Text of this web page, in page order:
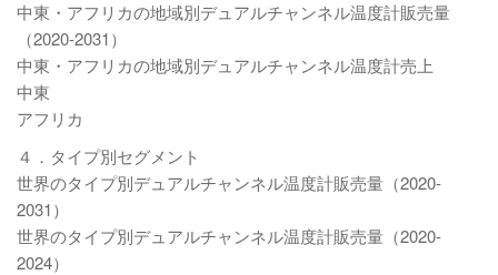
中東・アフリカの地域別デュアルチャンネル温度計販売量
（2020-2031）
中東・アフリカの地域別デュアルチャンネル温度計売上
中東
アフリカ
４．タイプ別セグメント
世界のタイプ別デュアルチャンネル温度計販売量（2020-
2031）
世界のタイプ別デュアルチャンネル温度計販売量（2020-
2024）